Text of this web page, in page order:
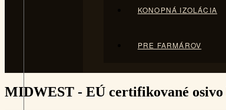
KONOPNÁ IZOLÁCIA
PRE FARMÁROV
MIDWEST - EÚ certifikované osivo